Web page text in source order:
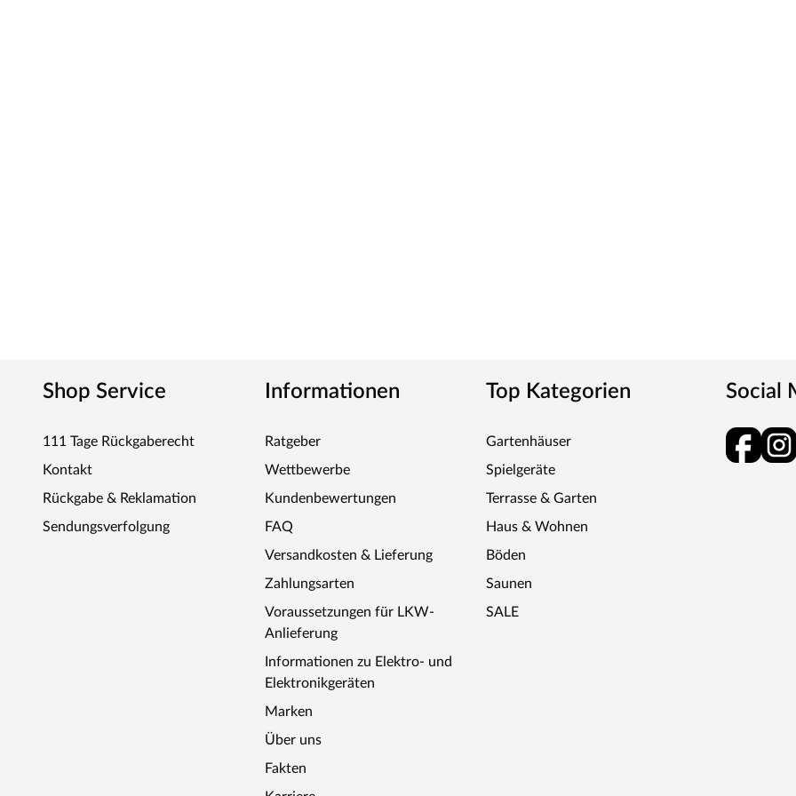
Shop Service
111 Tage Rückgaberecht
Kontakt
Rückgabe & Reklamation
Sendungsverfolgung
Informationen
Ratgeber
Wettbewerbe
Kundenbewertungen
FAQ
Versandkosten & Lieferung
Zahlungsarten
Voraussetzungen für LKW-
Anlieferung
Informationen zu Elektro- und
Elektronikgeräten
Marken
Über uns
Fakten
Top Kategorien
Gartenhäuser
Spielgeräte
Terrasse & Garten
Haus & Wohnen
Böden
Saunen
SALE
Social